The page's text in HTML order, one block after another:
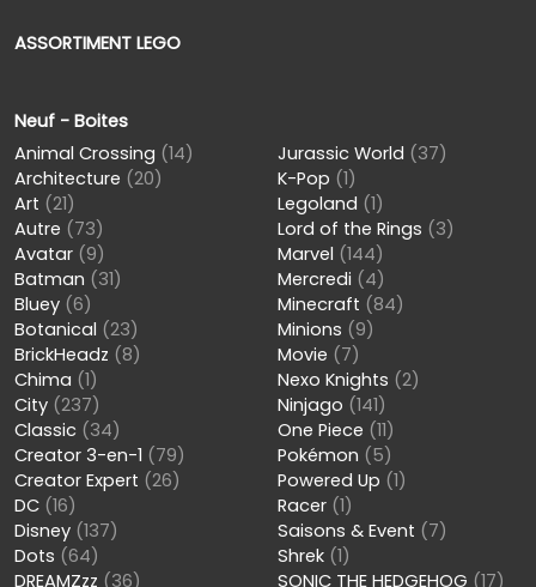
ASSORTIMENT LEGO
Neuf - Boites
Animal Crossing (14)
Architecture (20)
Art (21)
Autre (73)
Avatar (9)
Batman (31)
Bluey (6)
Botanical (23)
BrickHeadz (8)
Chima (1)
City (237)
Classic (34)
Creator 3-en-1 (79)
Creator Expert (26)
DC (16)
Disney (137)
Dots (64)
DREAMZzz (36)
Jurassic World (37)
K-Pop (1)
Legoland (1)
Lord of the Rings (3)
Marvel (144)
Mercredi (4)
Minecraft (84)
Minions (9)
Movie (7)
Nexo Knights (2)
Ninjago (141)
One Piece (11)
Pokémon (5)
Powered Up (1)
Racer (1)
Saisons & Event (7)
Shrek (1)
SONIC THE HEDGEHOG (17)